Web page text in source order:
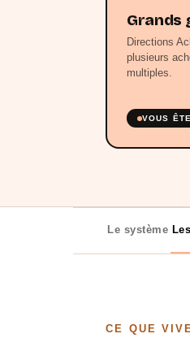
Grands
Directions
plusieurs
multiples.
VOUS
Le système
CE QUE